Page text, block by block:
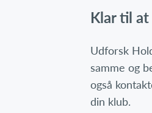
Klar til at
Udforsk
samme og
også
din klub.